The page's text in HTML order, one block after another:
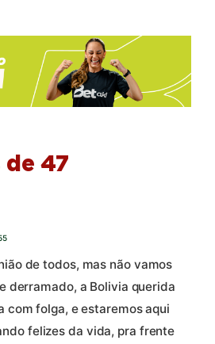
de 47
de todos, mas não vamos
derramado, a Bolivia querida
com folga, e estaremos aqui
felizes da vida, pra frente